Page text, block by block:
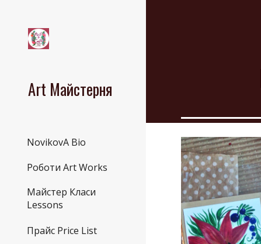
Art Майстерня
NovikovA Bio
Роботи Art Works
Майстер Класи
Lessons
Прайс Price List